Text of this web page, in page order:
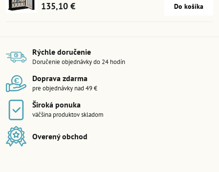
135,10 € Do košíka
Rýchle doručenie
Doručenie objednávky do 24 hodín
Doprava zdarma
pre objednávky nad 49 €
Široká ponuka
väčšina produktov skladom
Overený obchod